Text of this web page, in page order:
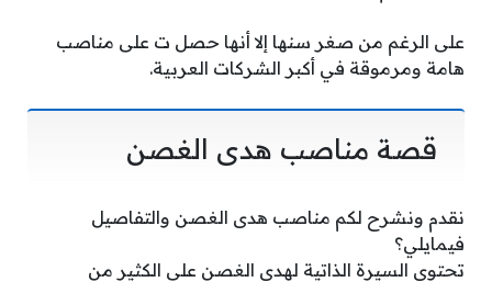
على الرغم من صغر سنها إلا أنها حصل ت على مناصب
هامة ومرموقة في أكبر الشركات العربية.
قصة مناصب هدى الغصن
نقدم ونشرح لكم مناصب هدى الغصن والتفاصيل
فيمايلي؟
تحتوي السيرة الذاتية لهدى الغصن على الكثير من